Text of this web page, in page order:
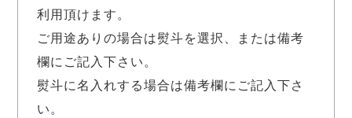
利用頂けます。
ご用途ありの場合は熨斗を選択、または備考
欄にご記入下さい。
熨斗に名入れする場合は備考欄にご記入下さ
い。